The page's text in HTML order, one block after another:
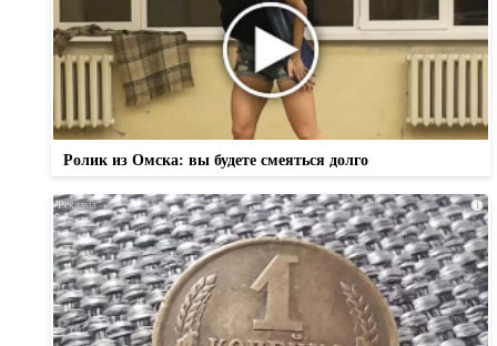
Ролик из Омска: вы будете смеяться долго
i